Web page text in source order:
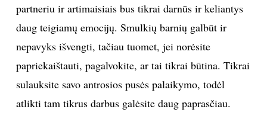
PRENUMERUOK
NAUJIENLAIŠKĮ
partneriu ir artimaisiais bus tikrai darnūs ir keliantys
daug teigiamų emocijų. Smulkių barnių galbūt ir
nepavyks išvengti, tačiau tuomet, jei norėsite
papriekaištauti, pagalvokite, ar tai tikrai būtina. Tikrai
sulauksite savo antrosios pusės palaikymo, todėl
atlikti tam tikrus darbus galėsite daug paprasčiau.